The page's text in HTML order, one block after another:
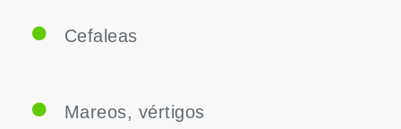
Cefaleas
Mareos, vértigos